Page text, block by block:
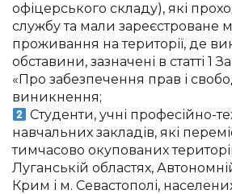
офіцерського складу), які
службу та мали зареєстроване
проживання на території, де
обставини, зазначені в статті 1
«Про забезпечення прав і
виникнення;
Студенти, учні професійно-
навчальних закладів, які
тимчасово окупованих
Луганській областях,
Крим і м. Севастополі,